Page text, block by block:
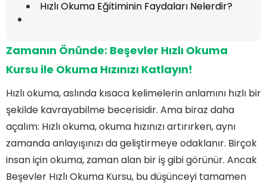
Hızlı Okuma Eğitiminin Faydaları Nelerdir?
Zamanın Önünde: Beşevler Hızlı Okuma
Kursu ile Okuma Hızınızı Katlayın!
Hızlı okuma, aslında kısaca kelimelerin anlamını hızlı bir
şekilde kavrayabilme becerisidir. Ama biraz daha
açalım: Hızlı okuma, okuma hızınızı artırırken, aynı
zamanda anlayışınızı da geliştirmeye odaklanır. Birçok
insan için okuma, zaman alan bir iş gibi görünür. Ancak
Beşevler Hızlı Okuma Kursu, bu düşünceyi tamamen